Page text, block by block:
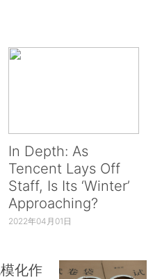
In Depth: As
Tencent Lays Off
Staff, Is Its ‘Winter’
Approaching?
2022年04月01日
化作